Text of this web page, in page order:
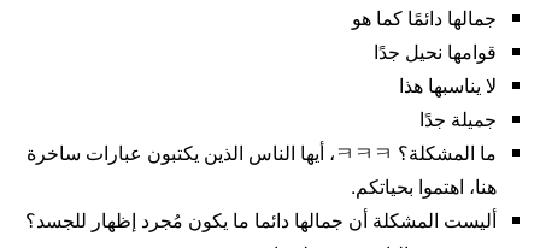
جمالها دائمًا كما هو
قوامها نحيل جدًا
لا يناسبها هذا
جميلة جدًا
ما المشكلة؟ ㅋㅋㅋ، أيها الناس الذين يكتبون عبارات ساخرة
هنا، اهتموا بحياتكم.
أليست المشكلة أن جمالها دائما ما يكون مُجرد إظهار للجسد؟